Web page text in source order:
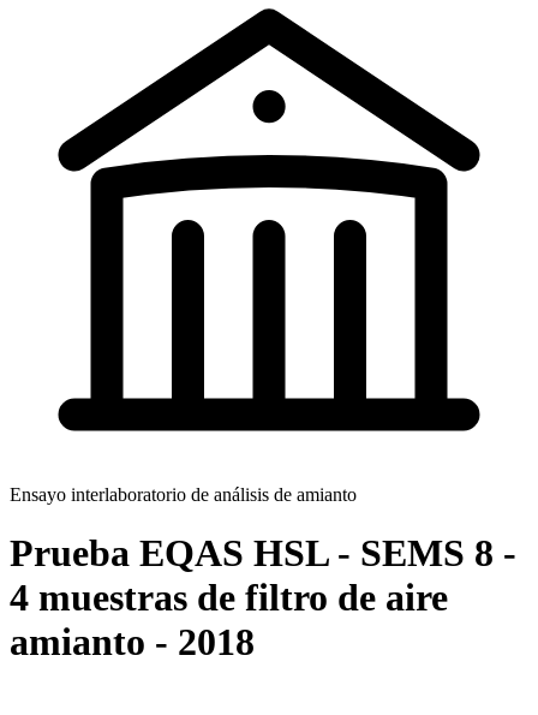
Ensayo interlaboratorio de análisis de amianto
Prueba EQAS HSL - SEMS 8 -
4 muestras de filtro de aire
amianto - 2018